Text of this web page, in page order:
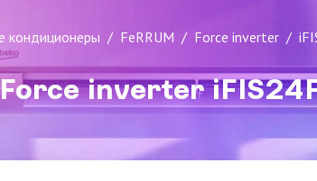
кондиционеры FeRRUM Force inverter
Force inverter